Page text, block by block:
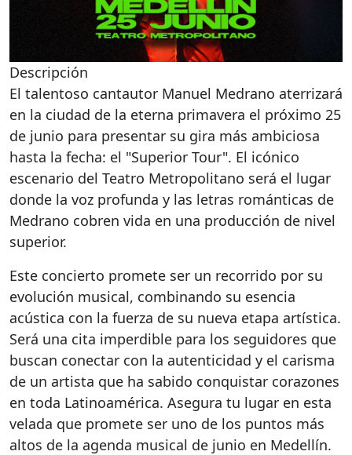
Descripción
El talentoso cantautor Manuel Medrano aterrizará
en la ciudad de la eterna primavera el próximo 25
de junio para presentar su gira más ambiciosa
hasta la fecha: el "Superior Tour". El icónico
escenario del Teatro Metropolitano será el lugar
donde la voz profunda y las letras románticas de
Medrano cobren vida en una producción de nivel
superior.
Este concierto promete ser un recorrido por su
evolución musical, combinando su esencia
acústica con la fuerza de su nueva etapa artística.
Será una cita imperdible para los seguidores que
buscan conectar con la autenticidad y el carisma
de un artista que ha sabido conquistar corazones
en toda Latinoamérica. Asegura tu lugar en esta
velada que promete ser uno de los puntos más
altos de la agenda musical de junio en Medellín.